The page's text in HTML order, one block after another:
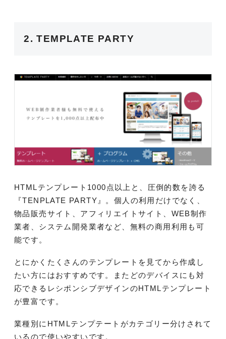
2. TEMPLATE PARTY
HTMLテンプレート1000点以上と、圧倒的数を誇る
『TENPLATE PARTY』。個人の利用だけでなく、
物品販売サイト、アフィリエイトサイト、WEB制作
業者、システム開発業者など、無料の商用利用も可
能です。
とにかくたくさんのテンプレートを見てから作成し
たい方にはおすすめです。またどのデバイスにも対
応できるレシポンシブデザインのHTMLテンプレート
が豊富です。
業種別にHTMLテンプテートがカテゴリー分けされて
いるので使いやすいです。